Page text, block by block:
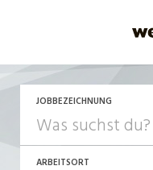
JOBBEZEICHNUNG
ARBEITSORT